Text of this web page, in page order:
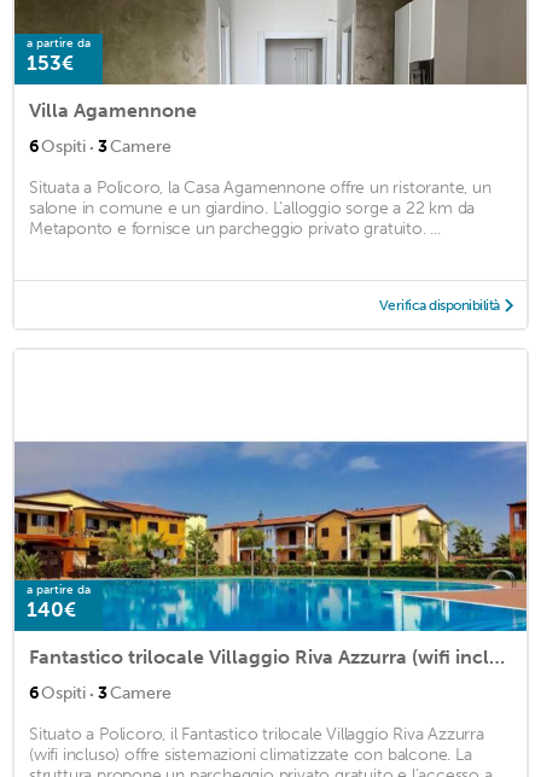
a partire da
153€
Villa Agamennone
6Ospiti · 3Camere
Situata a Policoro, la Casa Agamennone offre un ristorante, un
salone in comune e un giardino. L’alloggio sorge a 22 km da
Metaponto e fornisce un parcheggio privato gratuito. ...
Verifica disponibilità
a partire da
140€
Fantastico trilocale Villaggio Riva Azzurra (wifi incluso)
6Ospiti · 3Camere
Situato a Policoro, il Fantastico trilocale Villaggio Riva Azzurra
(wifi incluso) offre sistemazioni climatizzate con balcone. La